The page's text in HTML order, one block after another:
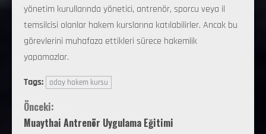
yönetim kurullarında yönetici, antrenör, sporcu veya il
temsilcisi olanlar hakem kurslarına katılabilirler. Ancak bu
görevlerini muhafaza ettikleri sürece hakemlik
yapamazlar.
Tags:
aday hakem kursu
Önceki:
Muaythai Antrenör Uygulama Eğitimi